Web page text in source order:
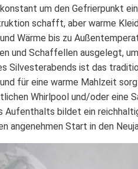
um den Gefrierpunkt
schafft, aber warme
Wärme bis zu
und Schaffellen ausgelegt,
Silvesterabends ist das
für eine warme Mahlzeit
Whirlpool und/oder eine
Aufenthalts bildet ein
angenehmen Start in den